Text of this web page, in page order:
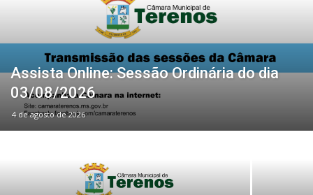
Assista Online: Sessão Ordinária do dia
03/08/2026
4 de agosto de 2026